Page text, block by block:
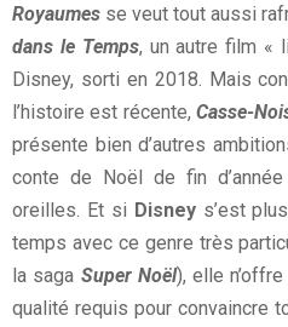
Royaumes se veut tout aussi
dans le Temps, un autre film «
Disney, sorti en 2018. Mais
l’histoire est récente, Casse-
présente bien d’autres
conte de Noël de fin
oreilles. Et si Disneys’est
temps avec ce genre très
la saga Super Noël), elle
qualité requis pour convaincre